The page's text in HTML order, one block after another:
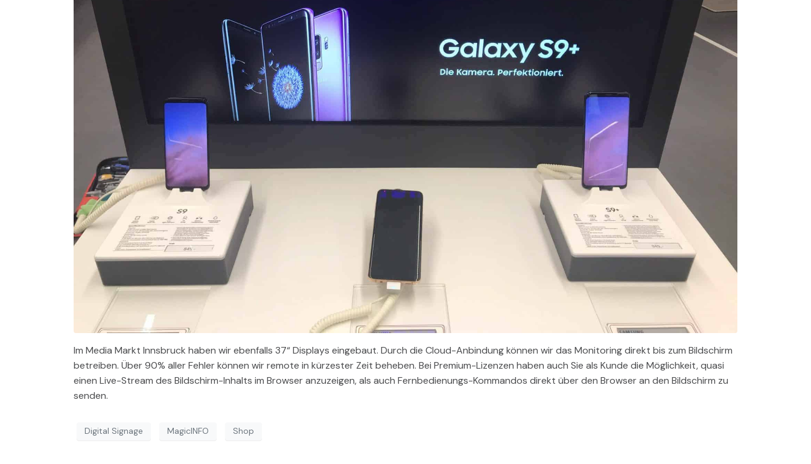
Im Media Markt Innsbruck haben wir ebenfalls 37“ Displays eingebaut. Durch die Cloud-Anbindung können wir das Monitoring direkt bis zum Bildschirm
betreiben. Über 90% aller Fehler können wir remote in kürzester Zeit beheben. Bei Premium-Lizenzen haben auch Sie als Kunde die Möglichkeit, quasi
einen Live-Stream des Bildschirm-Inhalts im Browser anzuzeigen, als auch Fernbedienungs-Kommandos direkt über den Browser an den Bildschirm zu
senden.
Digital Signage MagicINFO Shop